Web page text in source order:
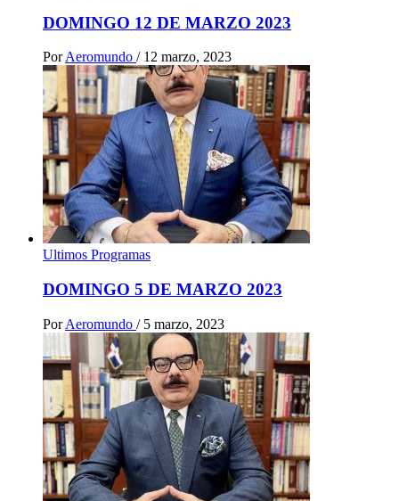
DOMINGO 12 DE MARZO 2023
Por Aeromundo / 12 marzo, 2023
Ultimos Programas
DOMINGO 5 DE MARZO 2023
Por Aeromundo / 5 marzo, 2023